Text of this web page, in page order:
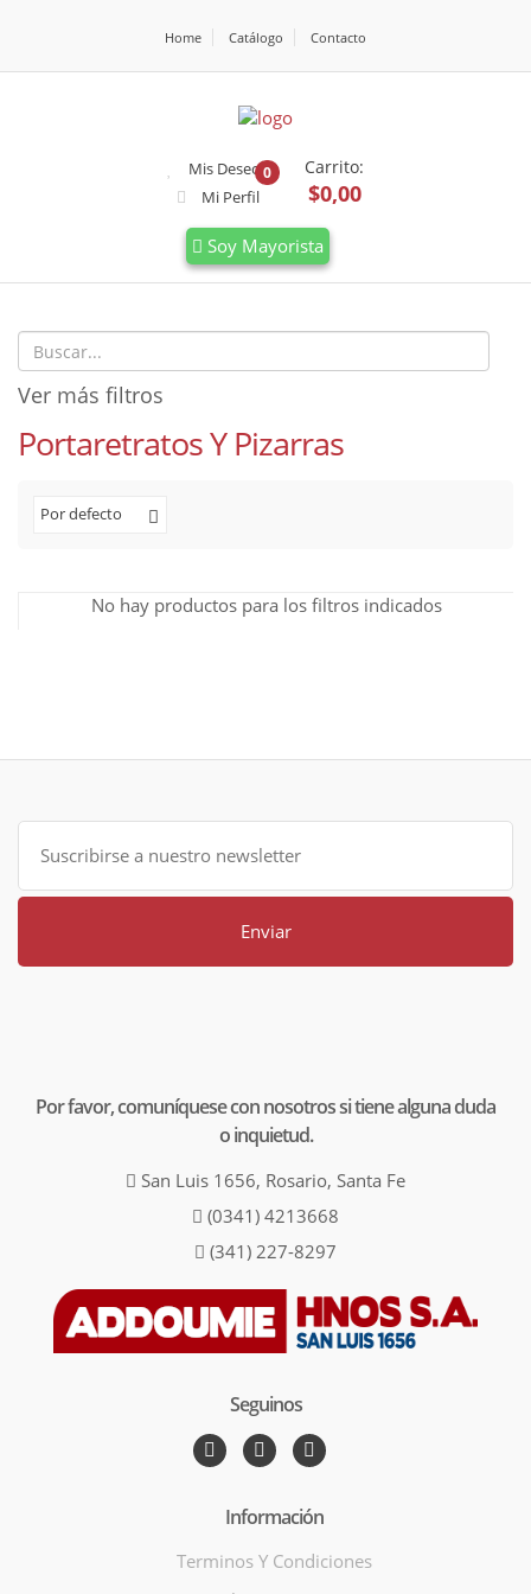
Home Catálogo Contacto
Mis Deseos
Mi Perfil
Soy Mayorista
0 Carrito:
$0,00
Ver más filtros
Portaretratos Y Pizarras
Por defecto
No hay productos para los filtros indicados
Enviar
Por favor, comuníquese con nosotros si tiene alguna duda
o inquietud.
San Luis 1656, Rosario, Santa Fe
(0341) 4213668
(341) 227-8297
Seguinos
Información
Terminos Y Condiciones